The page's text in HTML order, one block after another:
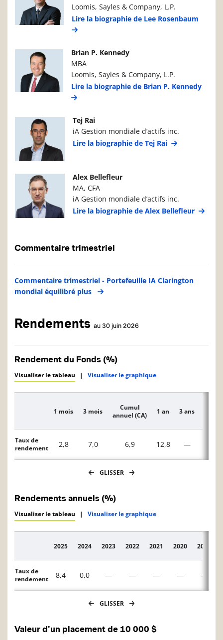
Loomis, Sayles & Company, L.P.
Lire la biographie de Lee Rosenbaum
Photo du gestionnaire de portefeuille
Brian P. Kennedy
MBA
Loomis, Sayles & Company, L.P.
Lire la biographie de Brian P. Kennedy
Photo du gestionnaire de portefeuille
Tej Rai
iA Gestion mondiale d’actifs inc.
Lire la biographie de Tej Rai
Photo du gestionnaire de portefeuille
Alex Bellefleur
MA, CFA
iA Gestion mondiale d’actifs inc.
Lire la biographie de Alex Bellefleur
Commentaire trimestriel
Commentaire trimestriel - Portefeuille IA Clarington
mondial équilibré plus
Rendements au 30 juin 2026
Rendement du Fonds (%)
Visualiser le tableau | Visualiser le graphique
Description
1 mois 3 mois
Cumul
annuel (CA)
1 an 3 ans
Taux de
rendement
2,8 7,0 6,9 12,8 —
GLISSER
Rendements annuels (%)
Visualiser le tableau | Visualiser le graphique
Description
2025 2024 2023 2022 2021 2020 2019
Taux de
rendement
8,4 0,0 — — — — —
GLISSER
Valeur d'un placement de 10 000 $